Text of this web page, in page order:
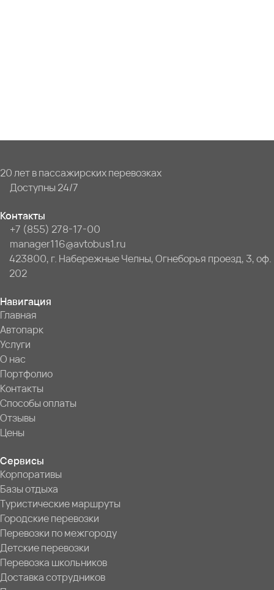
20 лет в пассажирских перевозках
Доступны 24/7
Контакты
+7 (855) 278-17-00
manager116@avtobus1.ru
423800, г. Набережные Челны, Огнеборья проезд, 3, оф.
202
Навигация
Главная
Автопарк
Услуги
О нас
Портфолио
Контакты
Способы оплаты
Отзывы
Цены
Сервисы
Корпоративы
Базы отдыха
Туристические маршруты
Городские перевозки
Перевозки по межгороду
Детские перевозки
Перевозка школьников
Доставка сотрудников